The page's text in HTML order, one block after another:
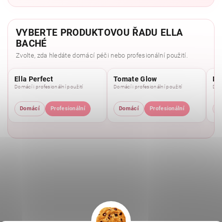
VYBERTE PRODUKTOVOU ŘADU ELLA
BACHÉ
Zvolte, zda hledáte domácí péči nebo profesionální použití.
Ella Perfect
Domácí i profesionální použití
Domácí Profesionální
Tomate Glow
Domácí i profesionální použití
Domácí Profesionální